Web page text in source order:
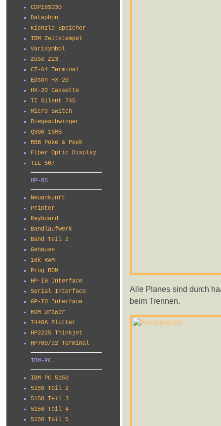
CDP18S030
Dataphon
Kienzle Speicher
IBM Zeitstempel
Varisymbol
Zuse Z23
CT-64 Terminal
Epson HX-20
HX-20 Cassette
TI Silent 745
Micro Switch
Biegeschwinger
Q900 16MB
RBB Poke & Peek
Fiber Optic Display
TIL-507
HP-85
Neuankunft
Printer
Keyboard
Bandlaufwerk
Band Teil 2
Gehäuse
16k RAM
Prog ROM
HP-IB Interface
Serial Interface
GP-IO Interface
ROM Drawer
7440A Plotter
HP2225 Thinkjet
HP700/92 Terminal
IBM-PC
IBM PC 5150
5150 Teil 2
5150 Teil 3
5150 Teil 4
5150 Teil 5
Alle Planes sind durch
beim Trennen.